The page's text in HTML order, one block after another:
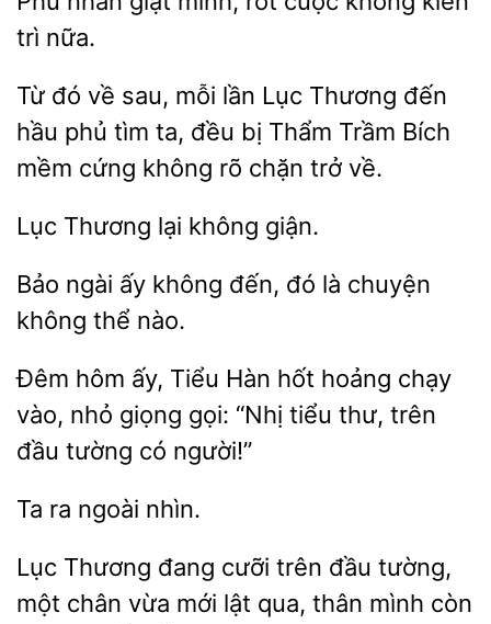
trì
Từ đó về mỗi
Thương đến
hầu phủ tìm ta, đều bị Thẩm Trầm Bích
mềm cứng không rõ chặn trở về.
Lục giận.
ngài
không đến, đó là
không thể nào.
Đêm
ấy, Tiểu Hàn hốt hoảng chạy
nhỏ giọng gọi: “Nhị tiểu thư,
đầu tường có người!”
nhìn.
Thương
cưỡi trên đầu tường,
một chân
mới lật qua, thân mình còn